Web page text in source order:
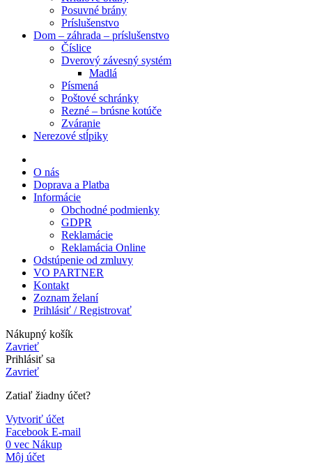
Posuvné brány
Príslušenstvo
Dom – záhrada – príslušenstvo
Číslice
Dverový závesný systém
Madlá
Písmená
Poštové schránky
Rezné – brúsne kotúče
Zváranie
Nerezové stĺpiky
O nás
Doprava a Platba
Informácie
Obchodné podmienky
GDPR
Reklamácie
Reklamácia Online
Odstúpenie od zmluvy
VO PARTNER
Kontakt
Zoznam želaní
Prihlásiť / Registrovať
Nákupný košík
Zavrieť
Prihlásiť sa
Zavrieť
Zatiaľ žiadny účet?
Vytvoriť účet
Facebook E-mail
0 vec Nákup
Môj účet